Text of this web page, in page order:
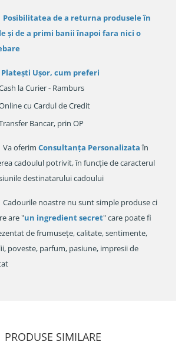
Posibilitatea de a returna produsele în
și de a primi banii înapoi fara nici o
Platești Ușor, cum preferi
la Curier - Ramburs
cu Cardul de Credit
Bancar, prin OP
Va oferim Consultanța Personalizataîn
cadoulul potrivit, în funcție de caracterul
destinatarului cadoului
Cadourile noastre nu sunt simple produse ci
are "un ingredient secret" care poate fi
de frumusețe, calitate, sentimente,
poveste, parfum, pasiune, impresii de
PRODUSE SIMILARE